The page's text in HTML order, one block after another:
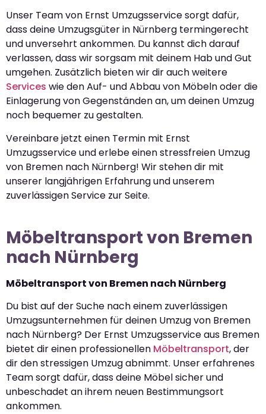
Unser Team von Ernst Umzugsservice sorgt dafür,
dass deine Umzugsgüter in Nürnberg termingerecht
und unversehrt ankommen. Du kannst dich darauf
verlassen, dass wir sorgsam mit deinem Hab und Gut
umgehen. Zusätzlich bieten wir dir auch weitere
Services wie den Auf- und Abbau von Möbeln oder die
Einlagerung von Gegenständen an, um deinen Umzug
noch bequemer zu gestalten.
Vereinbare jetzt einen Termin mit Ernst
Umzugsservice und erlebe einen stressfreien Umzug
von Bremen nach Nürnberg! Wir stehen dir mit
unserer langjährigen Erfahrung und unserem
zuverlässigen Service zur Seite.
Möbeltransport von Bremen
nach Nürnberg
Möbeltransport von Bremen nach Nürnberg
Du bist auf der Suche nach einem zuverlässigen
Umzugsunternehmen für deinen Umzug von Bremen
nach Nürnberg? Der Ernst Umzugsservice aus Bremen
bietet dir einen professionellen Möbeltransport, der
dir den stressigen Umzug abnimmt. Unser erfahrenes
Team sorgt dafür, dass deine Möbel sicher und
unbeschadet an ihrem neuen Bestimmungsort
ankommen.